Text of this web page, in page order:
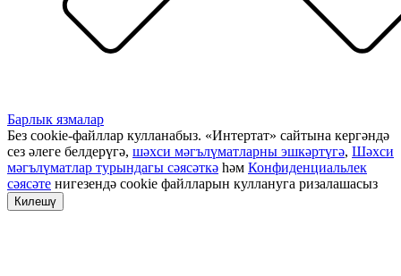
Барлык язмалар
Без cookie-файллар кулланабыз. «Интертат» сайтына кергәндә
сез әлеге белдерүгә, шәхси мәгълүматларны эшкәртүгә, Шәхси
мәгълүматлар турындагы сәясәткә һәм Конфиденциальлек
сәясәте нигезендә cookie файлларын куллануга ризалашасыз
Килешү